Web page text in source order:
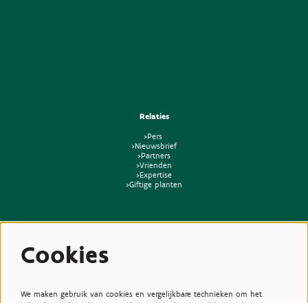
Relaties
>Pers
>Nieuwsbrief
>Partners
>Vrienden
>Expertise
>Giftige planten
Cookies
We maken gebruik van cookies en vergelijkbare technieken om het